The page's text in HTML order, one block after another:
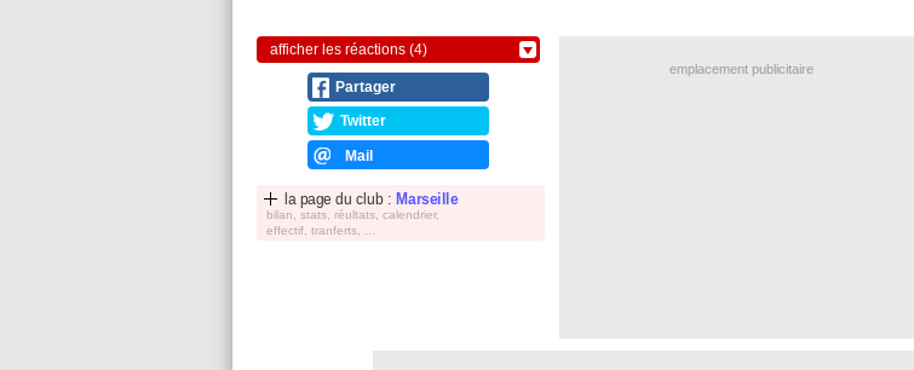
afficher les réactions (4)
Partager
Twitter
Mail
la page du club : Marseille
bilan, stats, réultats, calendrier,
effectif, tranferts, ...
emplacement publicitaire